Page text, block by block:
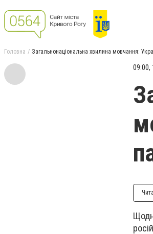
Головна Загальнонаціональна хвилина мовчання:
09:00,